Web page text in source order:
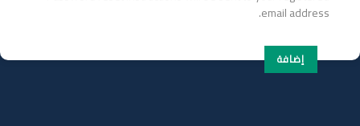
email address.